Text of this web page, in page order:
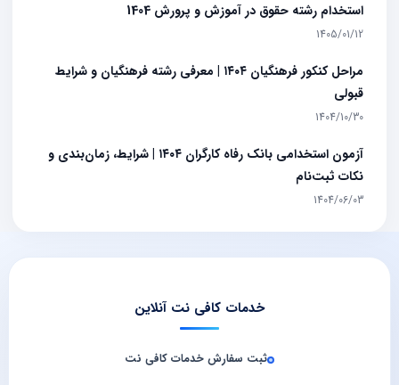
استخدام رشته حقوق در آموزش و پرورش 1404
1405/01/12
مراحل کنکور فرهنگیان ۱۴۰۴ | معرفی رشته فرهنگیان و شرایط
قبولی
1404/10/30
آزمون استخدامی بانک رفاه کارگران ۱۴۰۴ | شرایط، زمان‌بندی و
نکات ثبت‌نام
1404/06/03
خدمات کافی نت آنلاین
ثبت سفارش خدمات کافی‌ نت